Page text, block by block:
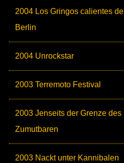
2004 Los Gringos calientes de
Berlin
2004 Unrockstar
2003 Terremoto Festival
2003 Jenseits der Grenze des
Zumutbaren
2003 Nackt unter Kannibalen